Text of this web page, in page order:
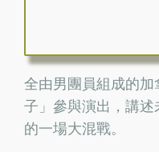
全由男團員組成的
子」參與演出，講
的一場大混戰。